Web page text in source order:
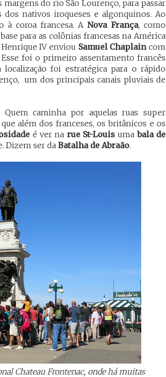
do rio São Lourenço, para passar
nativos iroqueses e algonquinos. Ao
à coroa francesa. ANova França, como
para as colônias francesas na América
IV enviou Samuel Chaplaincom
foi o primeiro assentamento francês
localização foi estratégica para o rápido
um dos principais canais pluviais de
caminha por aquelas ruas super
além dos franceses, os britânicos e os
é ver na rue St-Louisumabala de
Dizem ser da Batalha de Abraão.
Chateau Frontenac, onde há muitas